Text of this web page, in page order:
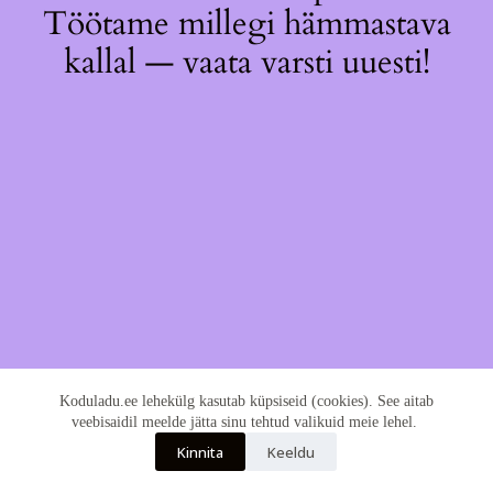
Koduladu.ee lehekülg kasutab küpsiseid (cookies). See aitab
veebisaidil meelde jätta sinu tehtud valikuid meie lehel.
Kinnita Keeldu
Töötame millegi hämmastava
kallal — vaata varsti uuesti!